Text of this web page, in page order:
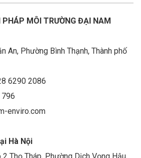
PHÁP MÔI TRƯỜNG ĐẠI NAM
An, Phường Bình Thạnh, Thành phố
6290 2086
enviro.com
Hà Nội